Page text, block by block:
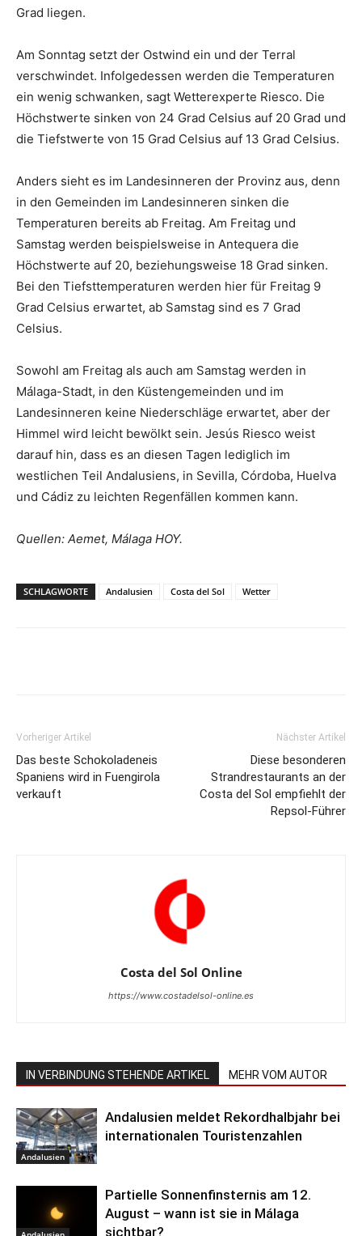
Grad liegen.
Am Sonntag setzt der Ostwind ein und der Terral
verschwindet. Infolgedessen werden die Temperaturen
ein wenig schwanken, sagt Wetterexperte Riesco. Die
Höchstwerte sinken von 24 Grad Celsius auf 20 Grad und
die Tiefstwerte von 15 Grad Celsius auf 13 Grad Celsius.
Anders sieht es im Landesinneren der Provinz aus, denn
in den Gemeinden im Landesinneren sinken die
Temperaturen bereits ab Freitag. Am Freitag und
Samstag werden beispielsweise in Antequera die
Höchstwerte auf 20, beziehungsweise 18 Grad sinken.
Bei den Tiefsttemperaturen werden hier für Freitag 9
Grad Celsius erwartet, ab Samstag sind es 7 Grad
Celsius.
Sowohl am Freitag als auch am Samstag werden in
Málaga-Stadt, in den Küstengemeinden und im
Landesinneren keine Niederschläge erwartet, aber der
Himmel wird leicht bewölkt sein. Jesús Riesco weist
darauf hin, dass es an diesen Tagen lediglich im
westlichen Teil Andalusiens, in Sevilla, Córdoba, Huelva
und Cádiz zu leichten Regenfällen kommen kann.
Quellen: Aemet, Málaga HOY.
SCHLAGWORTE Andalusien Costa del Sol Wetter
Vorheriger Artikel
Das beste Schokoladeneis
Spaniens wird in Fuengirola
verkauft
Nächster Artikel
Diese besonderen
Strandrestaurants an der
Costa del Sol empfiehlt der
Repsol-Führer
Costa del Sol Online
https://www.costadelsol-online.es
IN VERBINDUNG STEHENDE ARTIKEL MEHR VOM AUTOR
Andalusien
Andalusien meldet Rekordhalbjahr bei
internationalen Touristenzahlen
Partielle Sonnenfinsternis am 12.
August – wann ist sie in Málaga
sichtbar?